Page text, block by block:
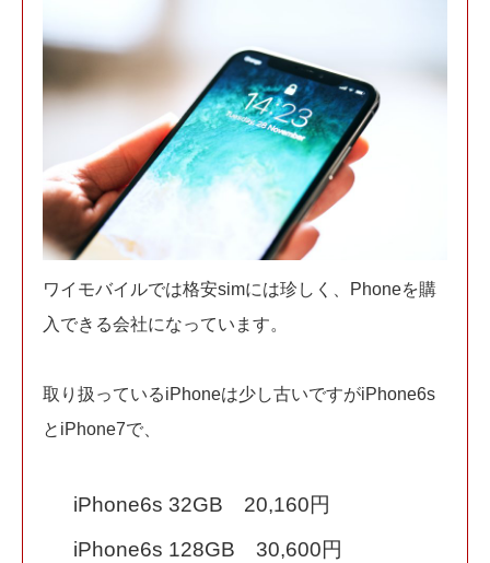
ワイモバイルでは格安simには珍しく、Phoneを購
入できる会社になっています。
取り扱っているiPhoneは少し古いですがiPhone6s
とiPhone7で、
iPhone6s 32GB 20,160円
iPhone6s 128GB 30,600円